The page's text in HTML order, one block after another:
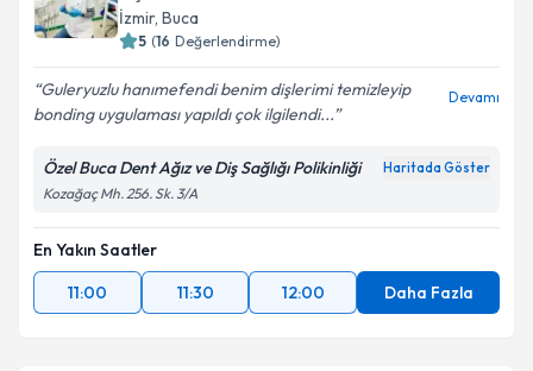
İzmir, Buca
5 (16 Değerlendirme)
Guleryuzlu hanımefendi benim dişlerimi temizleyip
bonding uygulaması yapıldı çok ilgilendi...
Devamı
Özel Buca Dent Ağız ve Diş Sağlığı Polikinliği Haritada Göster
Kozağaç Mh. 256. Sk. 3/A
En Yakın Saatler
11:00
11:30 12:00 Daha Fazla